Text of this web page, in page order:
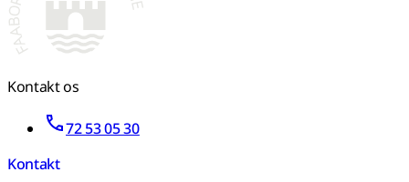
Kontakt os
72 53 05 30
Kontakt